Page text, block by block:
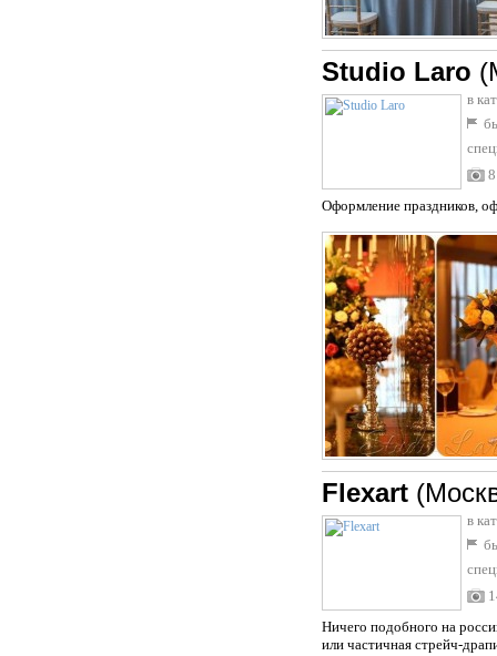
Studio Laro
в
8
Оформление праздников,
Flexart
в
Ничего подобного на
или частичная стрейч-